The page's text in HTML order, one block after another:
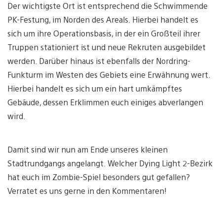
Der wichtigste Ort ist entsprechend die Schwimmende
PK-Festung, im Norden des Areals. Hierbei handelt es
sich um ihre Operationsbasis, in der ein Großteil ihrer
Truppen stationiert ist und neue Rekruten ausgebildet
werden. Darüber hinaus ist ebenfalls der Nordring-
Funkturm im Westen des Gebiets eine Erwähnung wert.
Hierbei handelt es sich um ein hart umkämpftes
Gebäude, dessen Erklimmen euch einiges abverlangen
wird.
Damit sind wir nun am Ende unseres kleinen
Stadtrundgangs angelangt. Welcher Dying Light 2-Bezirk
hat euch im Zombie-Spiel besonders gut gefallen?
Verratet es uns gerne in den Kommentaren!